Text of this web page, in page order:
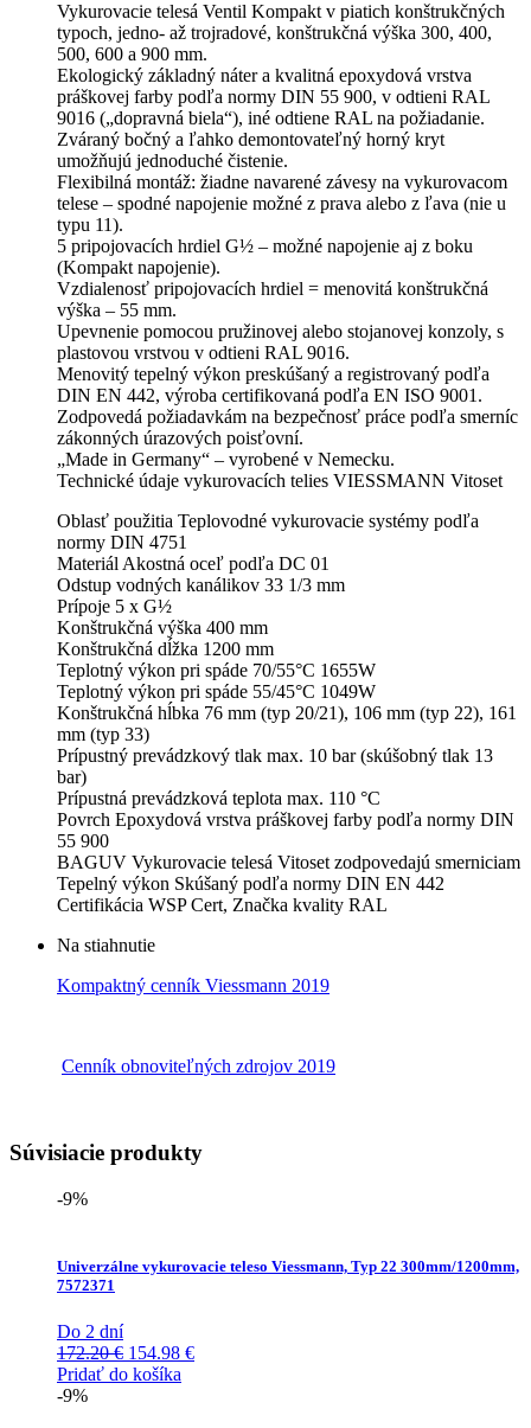
Vykurovacie telesá Ventil Kompakt v piatich konštrukčných
typoch, jedno- až trojradové, konštrukčná výška 300, 400,
500, 600 a 900 mm.
Ekologický základný náter a kvalitná epoxydová vrstva
práškovej farby podľa normy DIN 55 900, v odtieni RAL
9016 („dopravná biela“), iné odtiene RAL na požiadanie.
Zváraný bočný a ľahko demontovateľný horný kryt
umožňujú jednoduché čistenie.
Flexibilná montáž: žiadne navarené závesy na vykurovacom
telese – spodné napojenie možné z prava alebo z ľava (nie u
typu 11).
5 pripojovacích hrdiel G½ – možné napojenie aj z boku
(Kompakt napojenie).
Vzdialenosť pripojovacích hrdiel = menovitá konštrukčná
výška – 55 mm.
Upevnenie pomocou pružinovej alebo stojanovej konzoly, s
plastovou vrstvou v odtieni RAL 9016.
Menovitý tepelný výkon preskúšaný a registrovaný podľa
DIN EN 442, výroba certifikovaná podľa EN ISO 9001.
Zodpovedá požiadavkám na bezpečnosť práce podľa smerníc
zákonných úrazových poisťovní.
„Made in Germany“ – vyrobené v Nemecku.
Technické údaje vykurovacích telies VIESSMANN Vitoset
Oblasť použitia Teplovodné vykurovacie systémy podľa
normy DIN 4751
Materiál Akostná oceľ podľa DC 01
Odstup vodných kanálikov 33 1/3 mm
Prípoje 5 x G½
Konštrukčná výška 400 mm
Konštrukčná dĺžka 1200 mm
Teplotný výkon pri spáde 70/55°C 1655W
Teplotný výkon pri spáde 55/45°C 1049W
Konštrukčná hĺbka 76 mm (typ 20/21), 106 mm (typ 22), 161
mm (typ 33)
Prípustný prevádzkový tlak max. 10 bar (skúšobný tlak 13
bar)
Prípustná prevádzková teplota max. 110 °C
Povrch Epoxydová vrstva práškovej farby podľa normy DIN
55 900
BAGUV Vykurovacie telesá Vitoset zodpovedajú smerniciam
Tepelný výkon Skúšaný podľa normy DIN EN 442
Certifikácia WSP Cert, Značka kvality RAL
Na stiahnutie
Kompaktný cenník Viessmann 2019
Cenník obnoviteľných zdrojov 2019
Súvisiacie produkty
-9%
Univerzálne vykurovacie teleso Viessmann, Typ 22 300mm/1200mm,
7572371
Do 2 dní
172.20€ Pôvodná
cena
154.98 €Aktuálna
Pridať do košíka
-9%